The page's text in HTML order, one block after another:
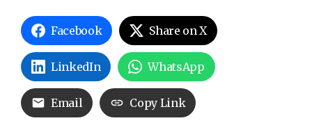
Facebook Share on X
LinkedIn WhatsApp
Email Copy Link